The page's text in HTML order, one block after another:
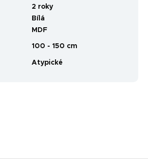
2 roky
Bílá
MDF
100 - 150 cm
Atypické